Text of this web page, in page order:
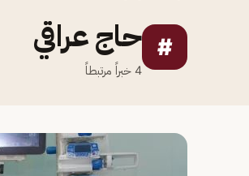
# حاج عراقي
4 خبراً مرتبطاً